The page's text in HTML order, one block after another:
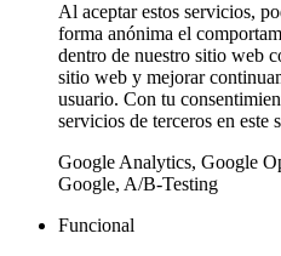
Al aceptar estos servicios,
forma anónima el
dentro de nuestro sitio web
sitio web y mejorar
usuario. Con tu
servicios de terceros en este
Google Analytics, Google
Google, A/B-Testing
Funcional